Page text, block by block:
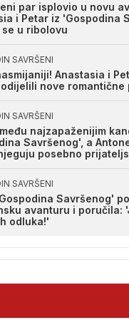
par isplovio u novu
i Petar iz 'Gospodina
u ribolovu
SAVRŠENI
Anastasia i
nove romantične
SAVRŠENI
najzapaženijim
Savršenog', a
posebno
SAVRŠENI
Savršenog'
avanturu i poručila:
odluka!'